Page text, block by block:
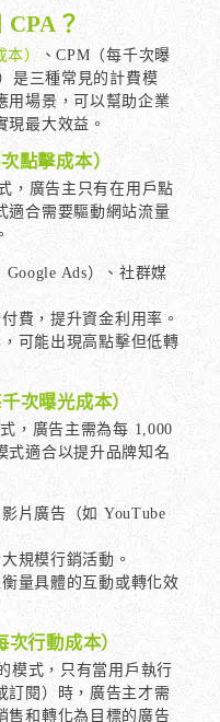
？
）
、CPM（每千次曝
是三種常見的計費模
用場景，可以幫助企業
現最大效益。
點擊成本）
，廣告主只有在用戶點
適合需要驅動網站流量
Ads）、社群媒
費，提升資金利用率。
可能出現高點擊但低轉
次曝光成本）
，廣告主需為每 1,000
式適合以提升品牌知名
片廣告（如 YouTube
規模行銷活動。
量具體的互動或轉化效
行動成本）
模式，只有當用戶執行
訂閱）時，廣告主才需
售和轉化為目標的廣告